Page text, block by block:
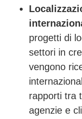
progetti di
settori in
vengono
rapporti tra
agenzie e